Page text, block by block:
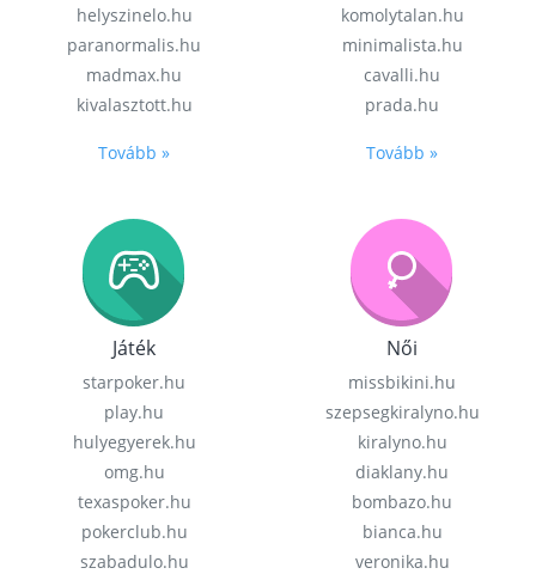
helyszinelo.hu
paranormalis.hu
madmax.hu
kivalasztott.hu
Tovább »
komolytalan.hu
minimalista.hu
cavalli.hu
prada.hu
Tovább »
Játék
starpoker.hu
play.hu
hulyegyerek.hu
omg.hu
texaspoker.hu
pokerclub.hu
szabadulo.hu
Női
missbikini.hu
szepsegkiralyno.hu
kiralyno.hu
diaklany.hu
bombazo.hu
bianca.hu
veronika.hu